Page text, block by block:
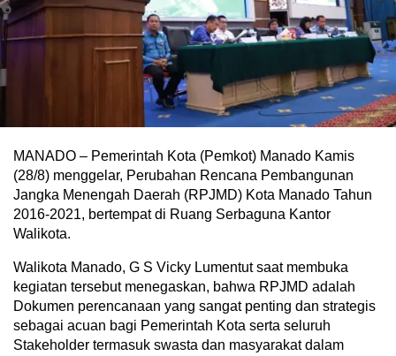
MANADO – Pemerintah Kota (Pemkot) Manado Kamis
(28/8) menggelar, Perubahan Rencana Pembangunan
Jangka Menengah Daerah (RPJMD) Kota Manado Tahun
2016-2021, bertempat di Ruang Serbaguna Kantor
Walikota.
Walikota Manado, G S Vicky Lumentut saat membuka
kegiatan tersebut menegaskan, bahwa RPJMD adalah
Dokumen perencanaan yang sangat penting dan strategis
sebagai acuan bagi Pemerintah Kota serta seluruh
Stakeholder termasuk swasta dan masyarakat dalam